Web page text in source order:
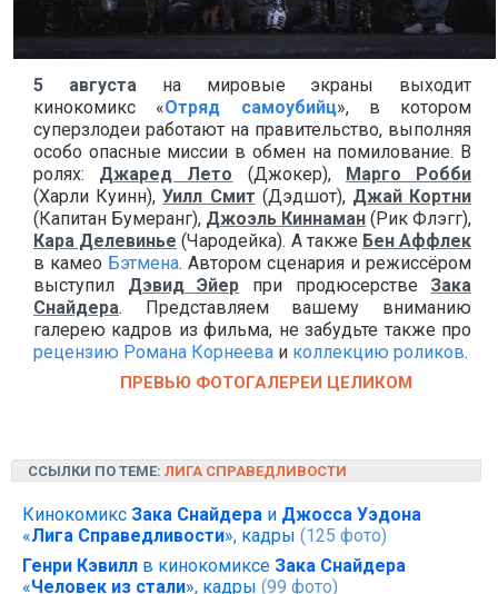
5 августана мировые экраны выходит
кинокомикс «Отряд самоубийц», в котором
суперзлодеи работают на правительство, выполняя
особо опасные миссии в обмен на помилование. В
ролях: Джаред Лето (Джокер), Марго Робби
(Харли Куинн),Уилл Смит (Дэдшот), Джай Кортни
(Капитан Бумеранг), Джоэль Киннаман (Рик Флэгг),
Кара Делевинье (Чародейка). А также Бен Аффлек
в камео Бэтмена. Автором сценария и режиссёром
выступил Дэвид Эйер при продюсерстве Зака
Снайдера. Представляем вашему вниманию
галерею кадров из фильма, не забудьте также про
рецензию Романа Корнеева и коллекцию роликов.
ПРЕВЬЮ ФОТОГАЛЕРЕИ ЦЕЛИКОМ
ССЫЛКИ ПО ТЕМЕ: ЛИГА СПРАВЕДЛИВОСТИ
Кинокомикс Зака Снайдера и Джосса Уэдона
«Лига Справедливости», кадры (125 фото)
Генри Кэвилл в кинокомиксе Зака Снайдера
«Человек из стали», кадры (99 фото)